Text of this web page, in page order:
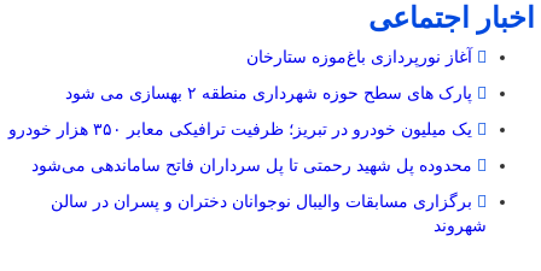
اخبار اجتماعی
آغاز نورپردازی باغ‌موزه ستارخان
پارک های سطح حوزه شهرداری منطقه ۲ بهسازی می شود
یک میلیون خودرو در تبریز؛ ظرفیت ترافیکی معابر ۳۵۰ هزار خودرو
محدوده پل شهید رحمتی تا پل سرداران فاتح ساماندهی می‌شود
برگزاری مسابقات والیبال نوجوانان دختران و پسران در سالن
شهروند